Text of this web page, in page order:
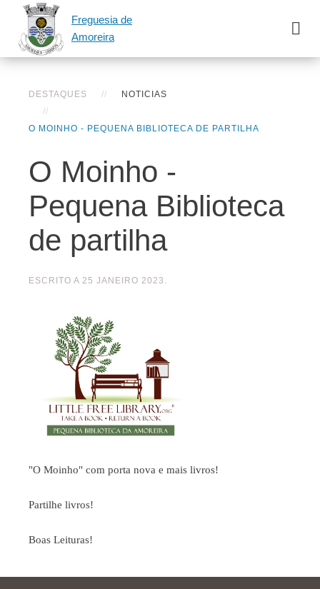
Freguesia de
Amoreira
DESTAQUES NOTICIAS
O MOINHO - PEQUENA BIBLIOTECA DE PARTILHA
O Moinho -
Pequena Biblioteca
de partilha
ESCRITO A 25 JANEIRO 2023 .
"O Moinho" com porta nova e mais livros!
Partilhe livros!
Boas Leituras!